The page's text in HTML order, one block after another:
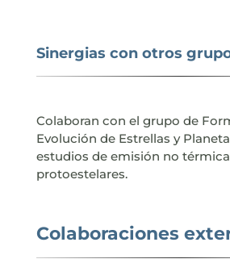
Sinergias con otros
Colaboran con el grupo de
Evolución de Estrellas y
estudios de emisión no
protoestelares.
Colaboraciones